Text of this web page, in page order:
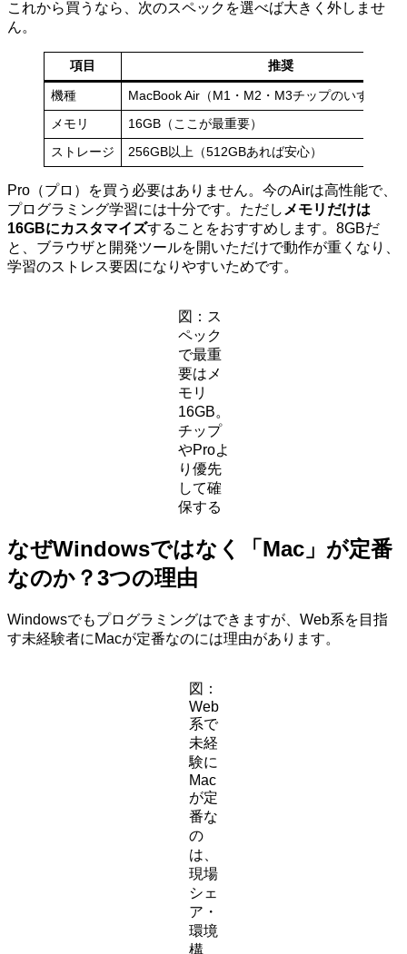
これから買うなら、次のスペックを選べば大きく外しませ
ん。
項目 推奨
機種 MacBook Air（M1・M2・M3チップのいずれで
メモリ 16GB（ここが最重要）
ストレージ 256GB以上（512GBあれば安心）
Pro（プロ）を買う必要はありません。今のAirは高性能で、
プログラミング学習には十分です。ただし メモリだけは
16GBにカスタマイズすることをおすすめします。8GBだ
と、ブラウザと開発ツールを開いただけで動作が重くなり、
学習のストレス要因になりやすいためです。
図：ス
ペック
で最重
要はメ
モリ
16GB。
チップ
やProよ
り優先
して確
保する
なぜWindowsではなく「Mac」が定番
なのか？3つの理由
Windowsでもプログラミングはできますが、Web系を目指
す未経験者にMacが定番なのには理由があります。
図：
Web
系で
未経
験に
Mac
が定
番な
の
は、
現場
シェ
ア・
環境
構